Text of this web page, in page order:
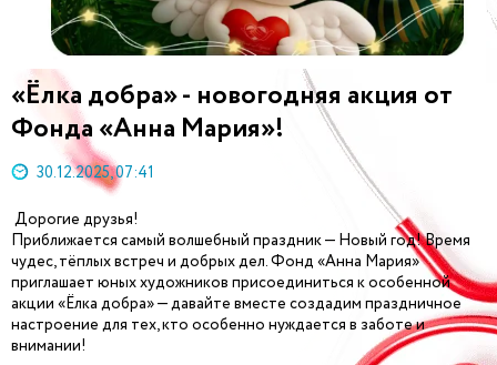
«Ёлка добра» - новогодняя акция от
Фонда «Анна Мария»!
30.12.2025, 07:41
Дорогие друзья!
Приближается самый волшебный праздник — Новый год! Время
чудес, тёплых встреч и добрых дел. Фонд «Анна Мария»
приглашает юных художников присоединиться к особенной
акции «Ёлка добра» — давайте вместе создадим праздничное
настроение для тех, кто особенно нуждается в заботе и
внимании!